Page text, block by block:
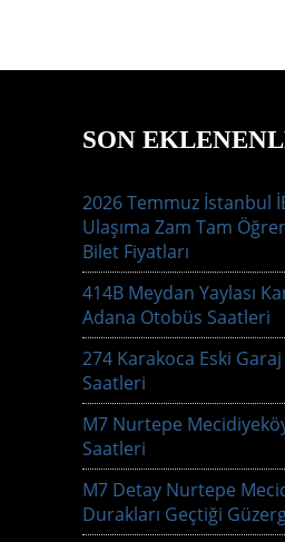
SON
2026 Temmuz İstanbul
Ulaşıma Zam Tam
Bilet Fiyatları
414B Meydan Yaylası
Adana Otobüs Saatleri
274 Karakoca Eski
Saatleri
M7 Nurtepe
Saatleri
M7 Detay Nurtepe
Durakları Geçtiği